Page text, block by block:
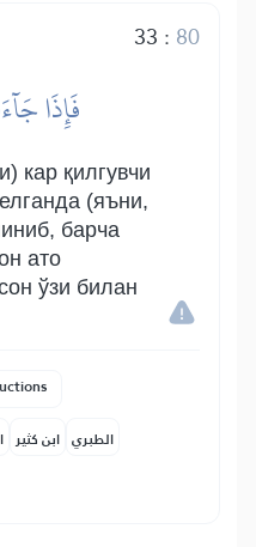
33 : 80
فَإِذَا
кар қилгувчи
(яъни,
барча
ато
ўзи билан
ابن كثير الطبري